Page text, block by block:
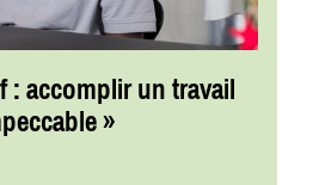
: accomplir un travail
»